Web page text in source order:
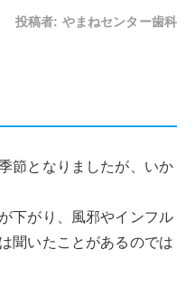
投稿者: やまねセンター歯科
節となりましたが、いか
下がり、風邪やインフル
聞いたことがあるのでは